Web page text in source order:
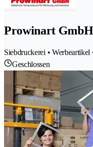
Prowinart GmbH
Siebdruckerei •
Geschlossen